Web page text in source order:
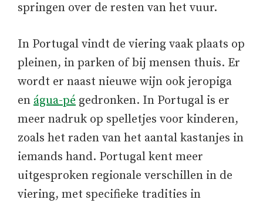
springen over de resten van het vuur.
In Portugal vindt de viering vaak plaats op
pleinen, in parken of bij mensen thuis. Er
wordt er naast nieuwe wijn ook jeropiga
en água-pé gedronken. In Portugal is er
meer nadruk op spelletjes voor kinderen,
zoals het raden van het aantal kastanjes in
iemands hand. Portugal kent meer
uitgesproken regionale verschillen in de
viering, met specifieke tradities in